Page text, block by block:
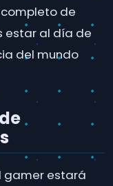
de
estar al día de
del mundo
gamer estará